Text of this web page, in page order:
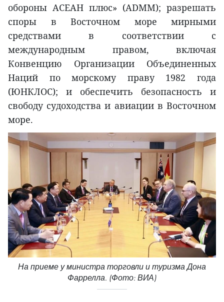
обороны АСЕАН плюс» (ADMM); разрешать
споры в Восточном море мирными
средствами в соответствии с
международным правом, включая
Конвенцию Организации Объединенных
Наций по морскому праву 1982 года
(ЮНКЛОС); и обеспечить безопасность и
свободу судоходства и авиации в Восточном
море.
На приеме у министра торговли и туризма Дона
Фаррелла. (Фото: ВИА)